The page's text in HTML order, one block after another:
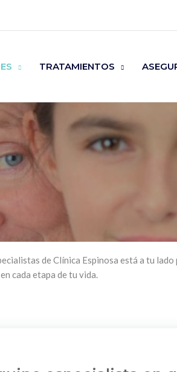
TRATAMIENTOS
de Clínica Espinosa está a tu
cada etapa de tu vida.